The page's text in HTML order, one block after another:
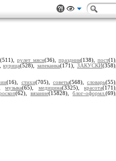
(511), рулет мясн(36),праздник(138),пост(1),
курица(528),запеканка(171),ЗАКУСКИ(358),
(16), стихи(705), советы(568),словарь(55),
музыка(65), медицина(3325),красота(171),
(62), вязание(15828),блог-оформл.(69),